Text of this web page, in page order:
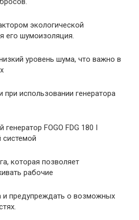
экологической
его шумоизоляция.
уровень шума, что важно в
при использовании генератора
FOGO FDG 180 I
которая позволяет
рабочие
и предупреждать о возможных